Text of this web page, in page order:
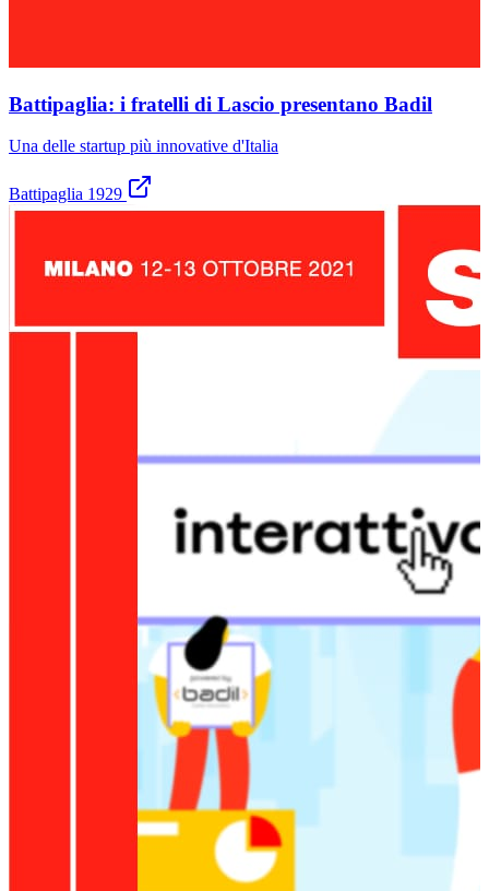
Battipaglia: i fratelli di Lascio presentano Badil
Una delle startup più innovative d'Italia
Battipaglia 1929